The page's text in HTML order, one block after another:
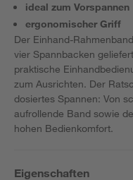
ideal zum Vorspannen
ergonomischer Griff
Der Einhand-
vier Spannbacken
praktische
zum Ausrichten. Der
dosiertes Spannen: Von
aufrollende Band sowie
hohen Bedienkomfort.
Eigenschaften